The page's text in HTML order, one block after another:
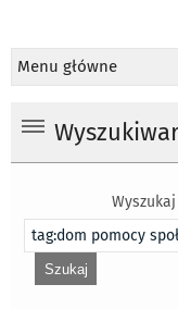
Menu główne